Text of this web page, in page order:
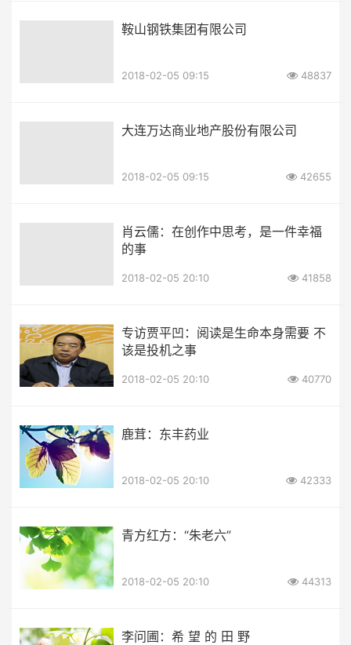
鞍山钢铁集团有限公司
2018-02-05 09:15 48837
大连万达商业地产股份有限公司
2018-02-05 09:15 42655
肖云儒：在创作中思考，是一件幸福
的事
2018-02-05 20:10 41858
专访贾平凹：阅读是生命本身需要 不
该是投机之事
2018-02-05 20:10 40770
鹿茸：东丰药业
2018-02-05 20:10 42333
青方红方：“朱老六”
2018-02-05 20:10 44313
李问圃：希 望 的 田 野